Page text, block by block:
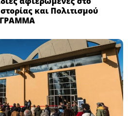
και Πολιτισμού